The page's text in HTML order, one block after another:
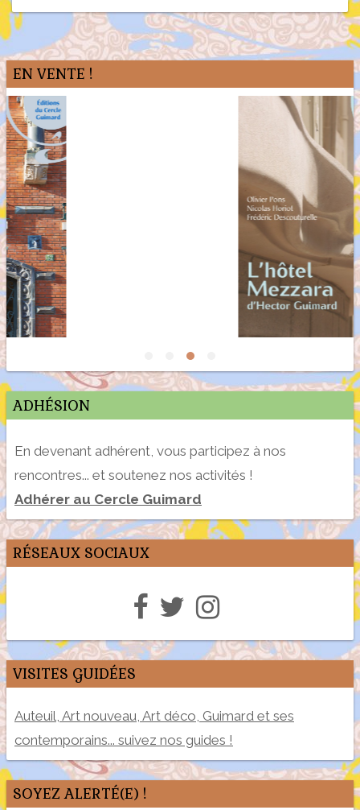
EN VENTE !
ADHÉSION
En devenant adhérent, vous participez à nos
rencontres... et soutenez nos activités !
Adhérer au Cercle Guimard
RÉSEAUX SOCIAUX
VISITES GUIDÉES
Auteuil, Art nouveau, Art déco, Guimard et ses
contemporains... suivez nos guides !
SOYEZ ALERTÉ(E) !